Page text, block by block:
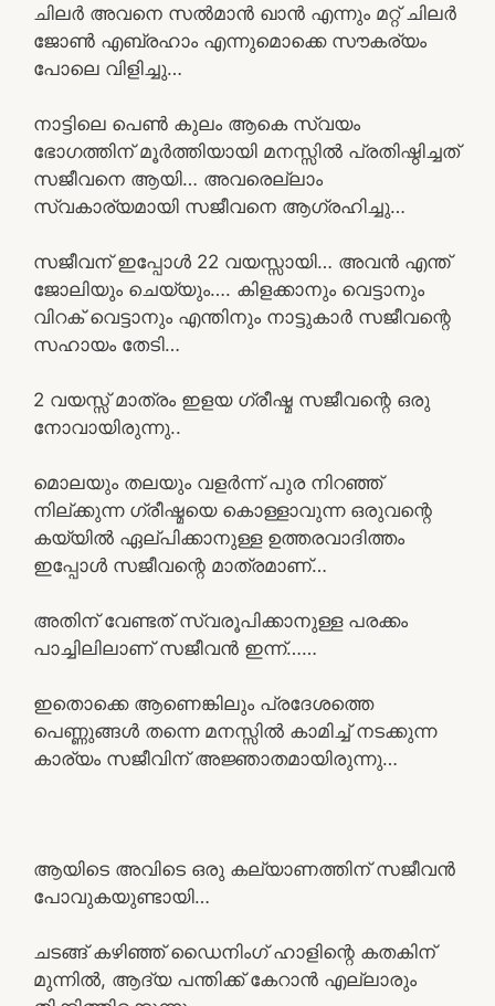
ചിലർ അവനെ സൽമാൻ ഖാൻ എന്നും മറ്റ് ചിലർ
ജോൺ എബ്രഹാം എന്നുമൊക്കെ സൗകര്യം
പോലെ വിളിച്ചു…
നാട്ടിലെ പെൺ കുലം ആകെ സ്വയം
ഭോഗത്തിന് മൂർത്തിയായി മനസ്സിൽ പ്രതിഷ്ഠിച്ചത്
സജീവനെ ആയി… അവരെല്ലാം
സ്വകാര്യമായി സജീവനെ ആഗ്രഹിച്ചു…
സജീവന് ഇപ്പോൾ 22 വയസ്സായി… അവൻ എന്ത്
ജോലിയും ചെയ്യും…. കിളക്കാനും വെട്ടാനും
വിറക് വെട്ടാനും എന്തിനും നാട്ടുകാർ സജീവന്റെ
സഹായം തേടി…
2 വയസ്സ് മാത്രം ഇളയ ഗ്രീഷ്മ സജീവന്റെ ഒരു
നോവായിരുന്നു..
മൊലയും തലയും വളർന്ന് പുര നിറഞ്ഞ്
നില്ക്കുന്ന ഗ്രീഷ്മയെ കൊള്ളാവുന്ന ഒരുവന്റെ
കയ്യിൽ ഏല്പിക്കാനുള്ള ഉത്തരവാദിത്തം
ഇപ്പോൾ സജീവന്റെ മാത്രമാണ്…
അതിന് വേണ്ടത് സ്വരൂപിക്കാനുള്ള പരക്കം
പാച്ചിലിലാണ് സജീവൻ ഇന്ന്……
ഇതൊക്കെ ആണെങ്കിലും പ്രദേശത്തെ
പെണ്ണുങ്ങൾ തന്നെ മനസ്സിൽ കാമിച്ച് നടക്കുന്ന
കാര്യം സജീവിന് അജ്ഞാതമായിരുന്നു…
ആയിടെ അവിടെ ഒരു കല്യാണത്തിന് സജീവൻ
പോവുകയുണ്ടായി…
ചടങ്ങ് കഴിഞ്ഞ് ഡൈനിംഗ് ഹാളിന്റെ കതകിന്
മുന്നിൽ, ആദ്യ പന്തിക്ക് കേറാൻ എല്ലാരും